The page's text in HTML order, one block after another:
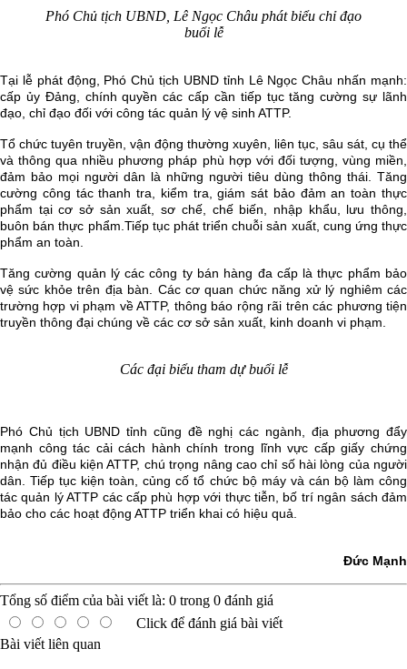
Phó Chủ tịch UBND, Lê Ngọc Châu phát biểu chỉ đạo
buổi lễ
Tại lễ phát động, Phó Chủ tịch UBND tỉnh Lê Ngọc Châu nhấn mạnh:
cấp ủy Đảng, chính quyền các cấp cần tiếp tục tăng cường sự lãnh
đạo, chỉ đạo đối với công tác quản lý vệ sinh ATTP.
Tổ chức tuyên truyền, vận động thường xuyên, liên tục, sâu sát, cụ thể
và thông qua nhiều phương pháp phù hợp với đối tượng, vùng miền,
đảm bảo mọi người dân là những người tiêu dùng thông thái. Tăng
cường công tác thanh tra, kiểm tra, giám sát bảo đảm an toàn thực
phẩm tại cơ sở sản xuất, sơ chế, chế biến, nhập khẩu, lưu thông,
buôn bán thực phẩm. Tiếp tục phát triển chuỗi sản xuất, cung ứng thực
phẩm an toàn.
Tăng cường quản lý các công ty bán hàng đa cấp là thực phẩm bảo
vệ sức khỏe trên địa bàn. Các cơ quan chức năng xử lý nghiêm các
trường hợp vi phạm về ATTP, thông báo rộng rãi trên các phương tiện
truyền thông đại chúng về các cơ sở sản xuất, kinh doanh vi phạm.
Các đại biểu tham dự buổi lễ
Phó Chủ tịch UBND tỉnh cũng đề nghị các ngành, địa phương đẩy
mạnh công tác cải cách hành chính trong lĩnh vực cấp giấy chứng
nhận đủ điều kiện ATTP, chú trọng nâng cao chỉ số hài lòng của người
dân. Tiếp tục kiện toàn, củng cố tổ chức bộ máy và cán bộ làm công
tác quản lý ATTP các cấp phù hợp với thực tiễn, bố trí ngân sách đảm
bảo cho các hoạt động ATTP triển khai có hiệu quả.
Đức Mạnh
Tổng số điểm của bài viết là: 0 trong 0 đánh giá
Click để đánh giá bài viết
Bài viết liên quan